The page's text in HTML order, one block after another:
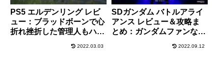
PS5 エルデンリング レビ
ュー：ブラッドボーンで心
折れ挫折した管理人もハマ
2022.03.03
SDガンダム バトルアライ
アンス レビュー＆攻略ま
とめ：ガンダムファンなら
ー！おすすめ最強機体など
2022.09.12